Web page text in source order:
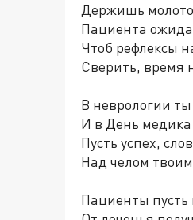
Держишь
Пациента
Чтоб рефлексы
Сверить, время
В неврологии
И в День
Пусть успех,
Над челом
Пациенты пусть